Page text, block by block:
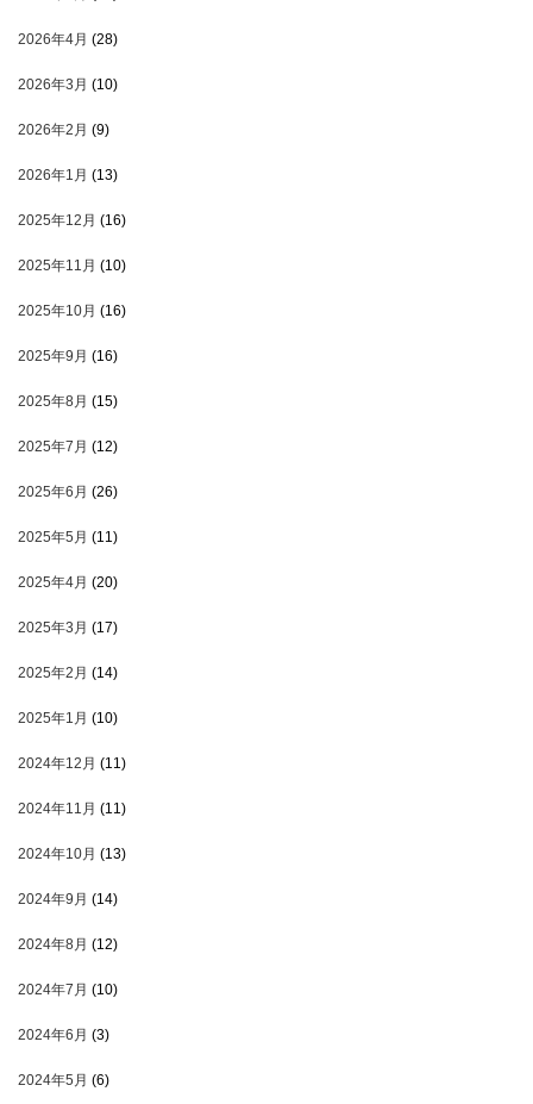
2026年4月 (28)
2026年3月 (10)
2026年2月 (9)
2026年1月 (13)
2025年12月 (16)
2025年11月 (10)
2025年10月 (16)
2025年9月 (16)
2025年8月 (15)
2025年7月 (12)
2025年6月 (26)
2025年5月 (11)
2025年4月 (20)
2025年3月 (17)
2025年2月 (14)
2025年1月 (10)
2024年12月 (11)
2024年11月 (11)
2024年10月 (13)
2024年9月 (14)
2024年8月 (12)
2024年7月 (10)
2024年6月 (3)
2024年5月 (6)